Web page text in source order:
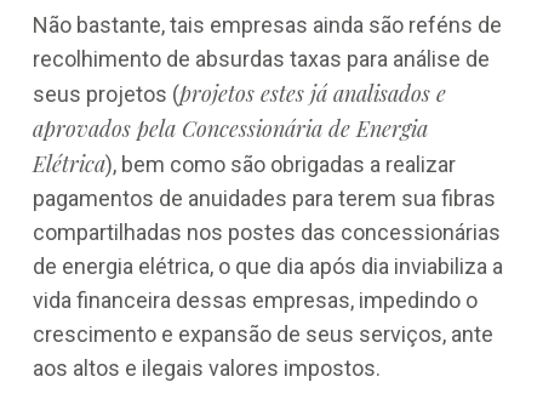
Não bastante, tais empresas ainda são reféns de
recolhimento de absurdas taxas para análise de
seus projetos (projetos estes já analisados e
aprovados pela Concessionária de Energia
Elétrica), bem como são obrigadas a realizar
pagamentos de anuidades para terem sua fibras
compartilhadas nos postes das concessionárias
de energia elétrica, o que dia após dia inviabiliza a
vida financeira dessas empresas, impedindo o
crescimento e expansão de seus serviços, ante
aos altos e ilegais valores impostos.